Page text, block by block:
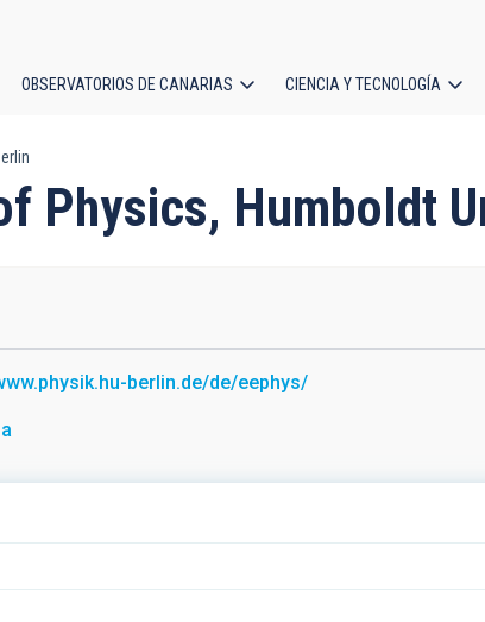
OBSERVATORIOS DE CANARIAS CIENCIA Y TECNOLOGÍA
Physics, Humboldt
berlin.de/de/eephys/